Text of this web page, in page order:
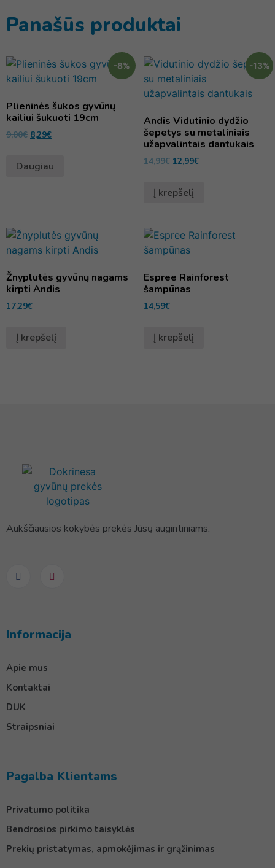
Panašūs produktai
-8%
Plieninės šukos gyvūnų
kailiui šukuoti 19cm
9,00€ 8,29€
Daugiau
-13%
Andis Vidutinio dydžio
šepetys su metaliniais
užapvalintais dantukais
14,99€ 12,99€
Į krepšelį
Žnyplutės gyvūnų nagams
kirpti Andis
17,29€
Į krepšelį
Espree Rainforest
šampūnas
14,59€
Į krepšelį
Aukščiausios kokybės prekės Jūsų augintiniams.
Informacija
Apie mus
Kontaktai
DUK
Straipsniai
Pagalba Klientams
Privatumo politika
Bendrosios pirkimo taisyklės
Prekių pristatymas, apmokėjimas ir grąžinimas